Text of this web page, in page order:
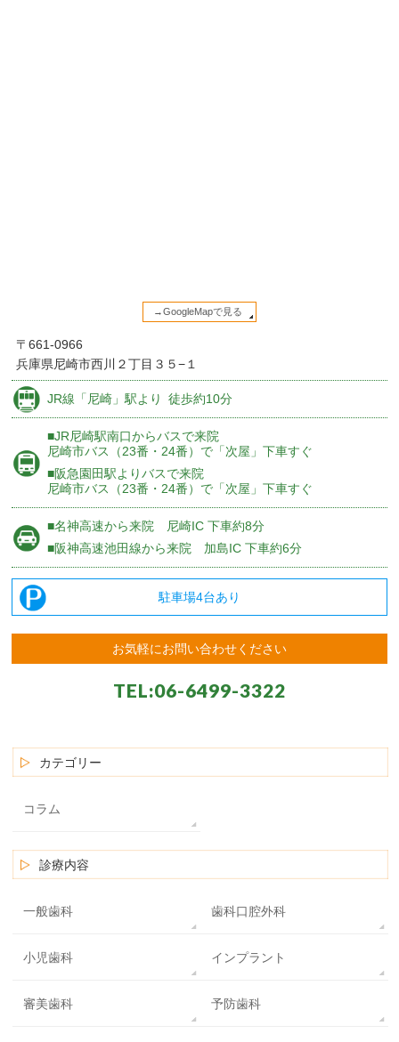
→GoogleMapで見る
〒661-0966
兵庫県尼崎市西川２丁目３５−１
JR線 「尼崎」駅より徒歩約10分
■JR尼崎駅南口からバスで来院
尼崎市バス（23番・24番）で 「次屋」下車すぐ
■阪急園田駅よりバスで来院
尼崎市バス（23番・24番）で 「次屋」下車すぐ
■名神高速から来院 尼崎IC 下車約8分
■阪神高速池田線から来院 加島IC 下車約6分
駐車場4台あり
お気軽にお問い合わせください
TEL:06-6499-3322
カテゴリー
コラム
診療内容
一般歯科 歯科口腔外科
小児歯科 インプラント
審美歯科 予防歯科